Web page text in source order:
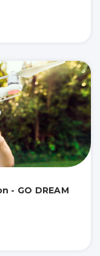
- GO DREAM